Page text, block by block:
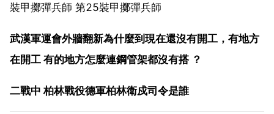
裝甲擲彈兵師 第25裝甲擲彈兵師
武漢軍運會外牆翻新為什麼到現在還沒有開工，有地方
在開工 有的地方怎麼連鋼管架都沒有搭 ？
二戰中 柏林戰役德軍柏林衛戍司令是誰